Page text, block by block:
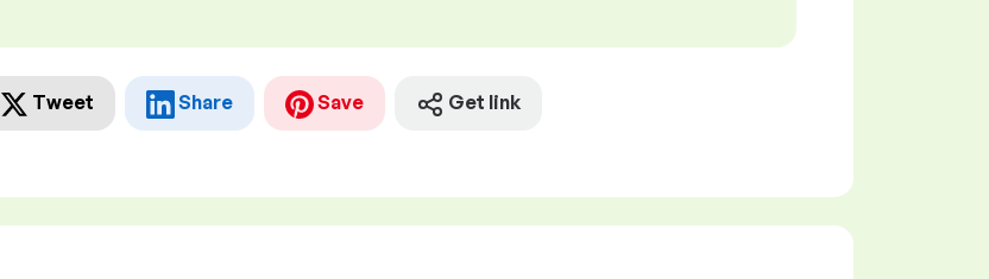
Tweet Share Save Get link